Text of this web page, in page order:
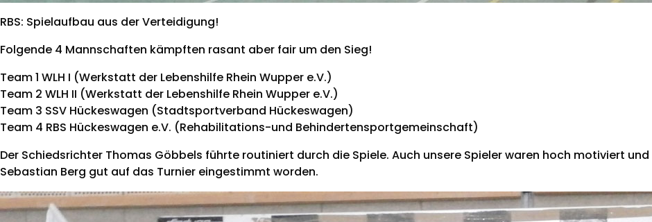
RBS: Spielaufbau aus der Verteidigung!
Folgende 4 Mannschaften kämpften rasant aber fair um den Sieg!
Team 1 WLH I (Werkstatt der Lebenshilfe Rhein Wupper e.V.)
Team 2 WLH II (Werkstatt der Lebenshilfe Rhein Wupper e.V.)
Team 3 SSV Hückeswagen (Stadtsportverband Hückeswagen)
Team 4 RBS Hückeswagen e.V. (Rehabilitations-und Behindertensportgemeinschaft)
Der Schiedsrichter Thomas Göbbels führte routiniert durch die Spiele. Auch unsere Spieler waren hoch motiviert
Sebastian Berg gut auf das Turnier eingestimmt worden.